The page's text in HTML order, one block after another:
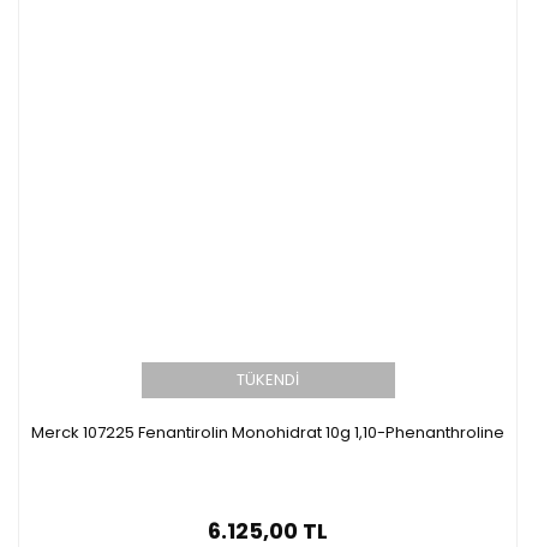
TÜKENDİ
Merck 107225 Fenantirolin Monohidrat 10g 1,10-Phenanthroline
6.125,00 TL